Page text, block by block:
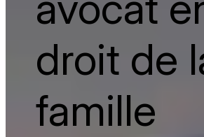
droit de
famille